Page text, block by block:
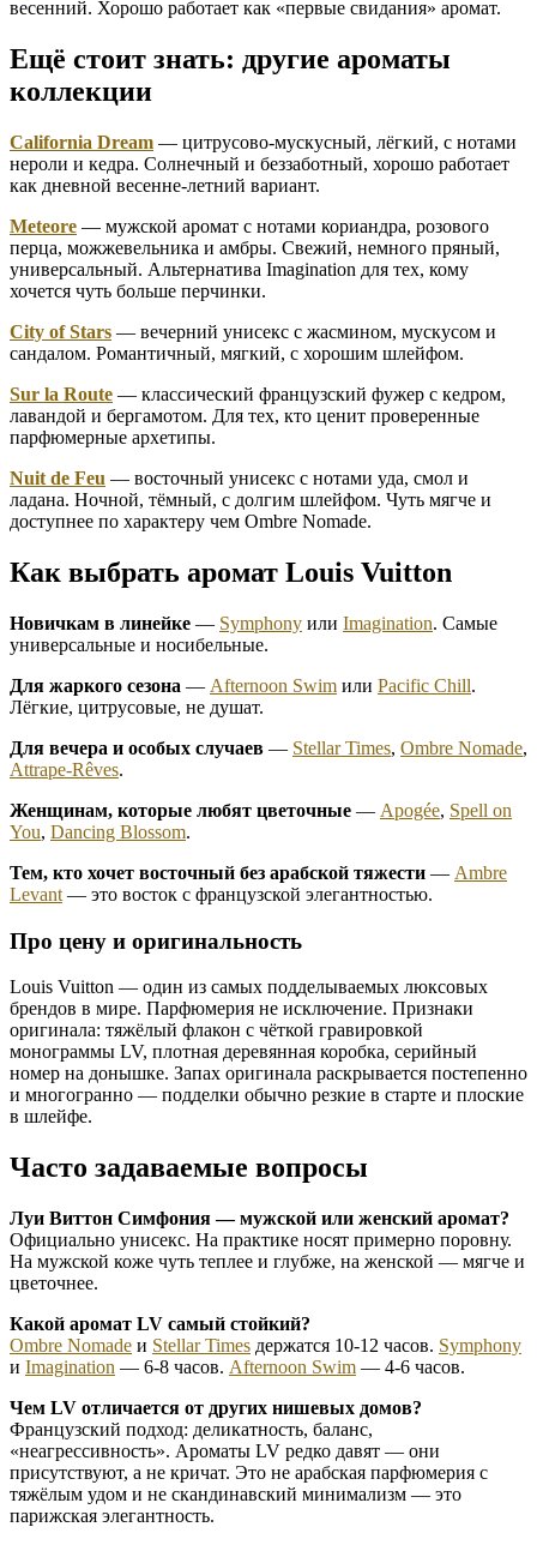
весенний. Хорошо работает как «первые свидания» аромат.
Ещё стоит знать: другие ароматы
коллекции
California Dream — цитрусово-мускусный, лёгкий, с нотами
нероли и кедра. Солнечный и беззаботный, хорошо работает
как дневной весенне-летний вариант.
Meteore — мужской аромат с нотами кориандра, розового
перца, можжевельника и амбры. Свежий, немного пряный,
универсальный. Альтернатива Imagination для тех, кому
хочется чуть больше перчинки.
City of Stars — вечерний унисекс с жасмином, мускусом и
сандалом. Романтичный, мягкий, с хорошим шлейфом.
Sur la Route — классический французский фужер с кедром,
лавандой и бергамотом. Для тех, кто ценит проверенные
парфюмерные архетипы.
Nuit de Feu — восточный унисекс с нотами уда, смол и
ладана. Ночной, тёмный, с долгим шлейфом. Чуть мягче и
доступнее по характеру чем Ombre Nomade.
Как выбрать аромат Louis Vuitton
Новичкам в линейке — Symphony или Imagination. Самые
универсальные и носибельные.
Для жаркого сезона — Afternoon Swim или Pacific Chill.
Лёгкие, цитрусовые, не душат.
Для вечера и особых случаев — Stellar Times, Ombre Nomade,
Attrape-Rêves.
Женщинам, которые любят цветочные — Apogée, Spell on
You, Dancing Blossom.
Тем, кто хочет восточный без арабской тяжести — Ambre
Levant — это восток с французской элегантностью.
Про цену и оригинальность
Louis Vuitton — один из самых подделываемых люксовых
брендов в мире. Парфюмерия не исключение. Признаки
оригинала: тяжёлый флакон с чёткой гравировкой
монограммы LV, плотная деревянная коробка, серийный
номер на донышке. Запах оригинала раскрывается постепенно
и многогранно — подделки обычно резкие в старте и плоские
в шлейфе.
Часто задаваемые вопросы
Луи Виттон Симфония — мужской или женский аромат?
Официально унисекс. На практике носят примерно поровну.
На мужской коже чуть теплее и глубже, на женской — мягче и
цветочнее.
Какой аромат LV самый стойкий?
Ombre Nomade и Stellar Times держатся 10-12 часов. Symphony
и Imagination — 6-8 часов. Afternoon Swim — 4-6 часов.
Чем LV отличается от других нишевых домов?
Французский подход: деликатность, баланс,
«неагрессивность». Ароматы LV редко давят — они
присутствуют, а не кричат. Это не арабская парфюмерия с
тяжёлым удом и не скандинавский минимализм — это
парижская элегантность.